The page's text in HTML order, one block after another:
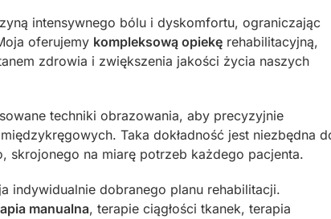
intensywnego bólu i dyskomfortu, ograniczając
oferujemy kompleksową opiekę rehabilitacyjną,
zdrowia i zwiększenia jakości życia naszych
techniki obrazowania, aby precyzyjnie
międzykręgowych. Taka dokładność jest niezbędna
skrojonego na miarę potrzeb każdego pacjenta.
indywidualnie dobranego planu rehabilitacji.
manualna, terapie ciągłości tkanek, terapia